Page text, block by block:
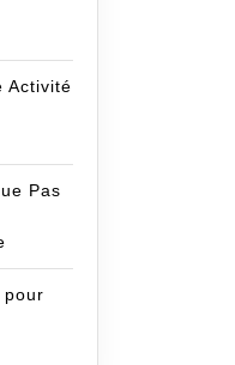
Activité
Pas
pour